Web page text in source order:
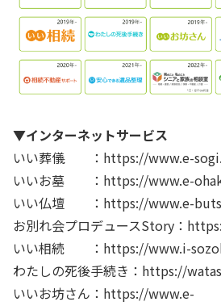
▼インターネットサービス
いい葬儀 ：https://www.e-
いいお墓 ：https://www.e-
いい仏壇 ：https://www.e-
お別れ会プロデュースStory：
いい相続 ：https://www.i-
わたしの死後手続き：https://
いいお坊さん：https://www.e-